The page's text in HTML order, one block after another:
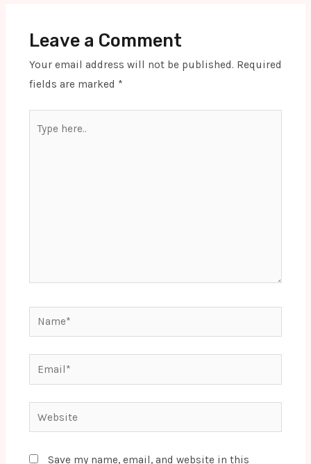
Leave a Comment
Your email address will not be published. Required
fields are marked *
here..
Name*
Email*
Website
Save my name, email, and website in this